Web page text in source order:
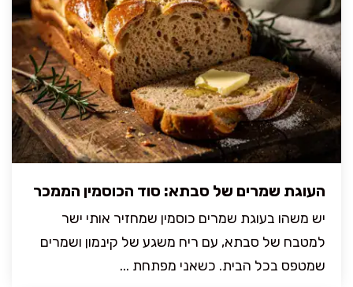
העוגת שמרים של סבתא: סוד הכוסמין הממכר
יש משהו בעוגת שמרים כוסמין שמחזיר אותי ישר
למטבח של סבתא, עם ריח משגע של קינמון ושמרים
שמטפס בכל הבית. כשאני מפתחת ...